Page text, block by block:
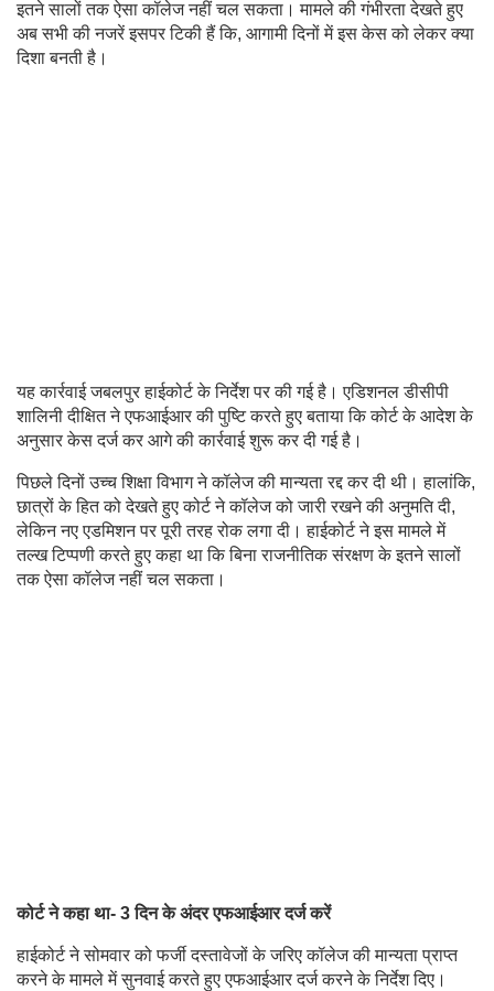
इतने सालों तक ऐसा कॉलेज नहीं चल सकता। मामले की गंभीरता देखते हुए
अब सभी की नजरें इसपर टिकी हैं कि, आगामी दिनों में इस केस को लेकर क्या
दिशा बनती है।
यह कार्रवाई जबलपुर हाईकोर्ट के निर्देश पर की गई है। एडिशनल डीसीपी
शालिनी दीक्षित ने एफआईआर की पुष्टि करते हुए बताया कि कोर्ट के आदेश के
अनुसार केस दर्ज कर आगे की कार्रवाई शुरू कर दी गई है।
पिछले दिनों उच्च शिक्षा विभाग ने कॉलेज की मान्यता रद्द कर दी थी। हालांकि,
छात्रों के हित को देखते हुए कोर्ट ने कॉलेज को जारी रखने की अनुमति दी,
लेकिन नए एडमिशन पर पूरी तरह रोक लगा दी। हाईकोर्ट ने इस मामले में
तल्ख टिप्पणी करते हुए कहा था कि बिना राजनीतिक संरक्षण के इतने सालों
तक ऐसा कॉलेज नहीं चल सकता।
कोर्ट ने कहा था- 3 दिन के अंदर एफआईआर दर्ज करें
हाईकोर्ट ने सोमवार को फर्जी दस्तावेजों के जरिए कॉलेज की मान्यता प्राप्त
करने के मामले में सुनवाई करते हुए एफआईआर दर्ज करने के निर्देश दिए।